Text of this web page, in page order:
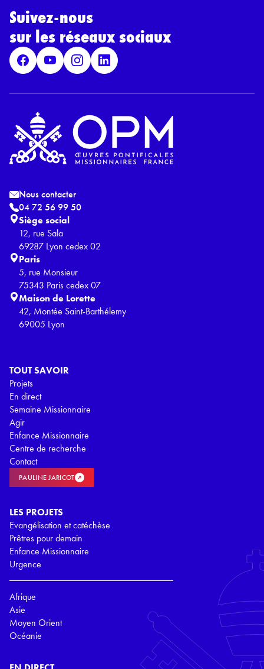
R
P
D
*
Suivez-nous
sur les réseaux sociaux
TOUT SAVOIR
Projets
En direct
Semaine Missionnaire
Agir
Enfance Missionnaire
Centre de recherche
Contact
PAULINE JARICOT
LES PROJETS
Evangélisation et catéchèse
Prêtres pour demain
Enfance Missionnaire
Urgence
Afrique
Asie
Moyen Orient
Océanie
Nous contacter
04 72 56 99 50
Siège social
12, rue Sala
69287 Lyon cedex 02
Paris
5, rue Monsieur
75343 Paris cedex 07
Maison de Lorette
42, Montée Saint-Barthélemy
69005 Lyon